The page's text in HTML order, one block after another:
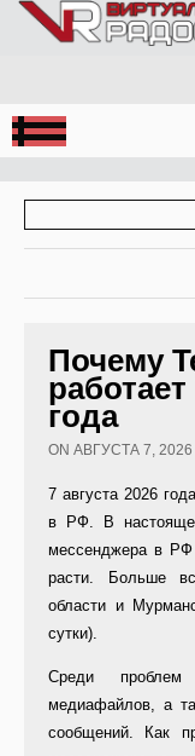
Jump to Navigation
Почему
работает
года
ON АВГУСТА 7, 2026
7 августа 2026
в РФ. В
мессенджера в РФ
расти. Больше
области и
сутки).
Среди проблем
медиафайлов, а
сообщений. Как